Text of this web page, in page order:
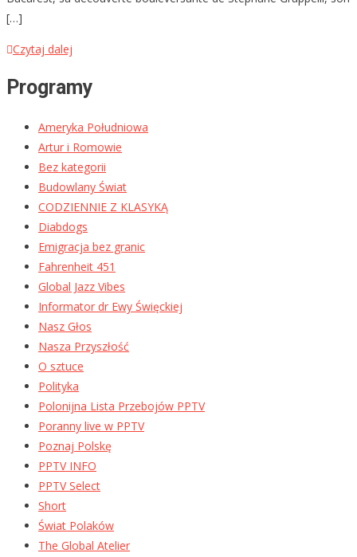
[…]
Czytaj dalej
Programy
Ameryka Południowa
Artur i Romowie
Bez kategorii
Budowlany Świat
CODZIENNIE Z KLASYKĄ
Diabdogs
Emigracja bez granic
Fahrenheit 451
Global Jazz Vibes
Informator dr Ewy Święckiej
Nasz Głos
Nasza Przyszłość
O sztuce
Polityka
Polonijna Lista Przebojów PPTV
Poranny live w PPTV
Poznaj Polskę
PPTV INFO
PPTV Select
Short
Świat Polaków
The Global Atelier